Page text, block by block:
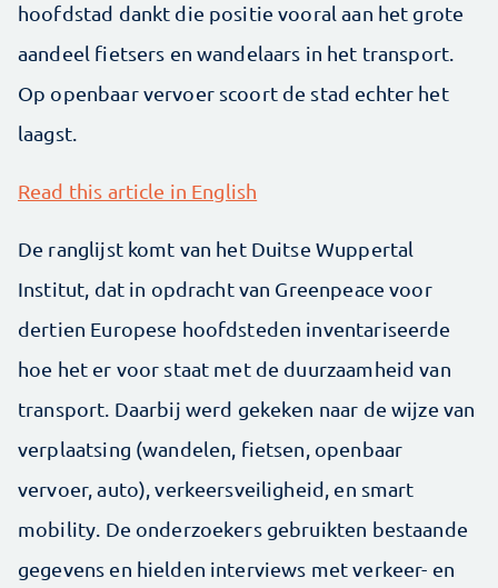
hoofdstad dankt die positie vooral aan het grote
aandeel fietsers en wandelaars in het transport.
Op openbaar vervoer scoort de stad echter het
laagst.
Read this article in English
De ranglijst komt van het Duitse Wuppertal
Institut, dat in opdracht van Greenpeace voor
dertien Europese hoofdsteden inventariseerde
hoe het er voor staat met de duurzaamheid van
transport. Daarbij werd gekeken naar de wijze van
verplaatsing (wandelen, fietsen, openbaar
vervoer, auto), verkeersveiligheid, en smart
mobility. De onderzoekers gebruikten bestaande
gegevens en hielden interviews met verkeer- en